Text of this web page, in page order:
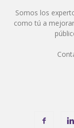
Somos los
como tú a